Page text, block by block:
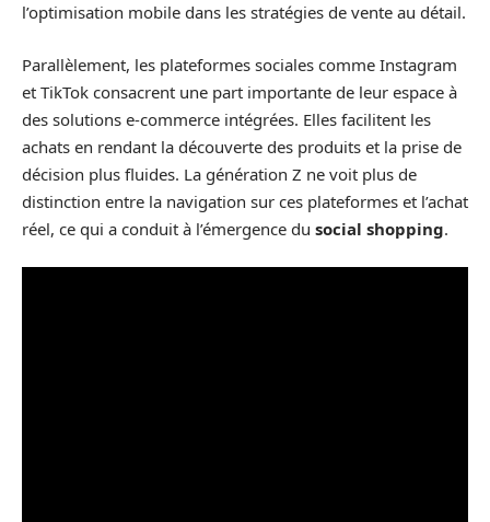
l’optimisation mobile dans les stratégies de vente au détail.
Parallèlement, les plateformes sociales comme Instagram
et TikTok consacrent une part importante de leur espace à
des solutions e-commerce intégrées. Elles facilitent les
achats en rendant la découverte des produits et la prise de
décision plus fluides. La génération Z ne voit plus de
distinction entre la navigation sur ces plateformes et l’achat
réel, ce qui a conduit à l’émergence du social shopping.